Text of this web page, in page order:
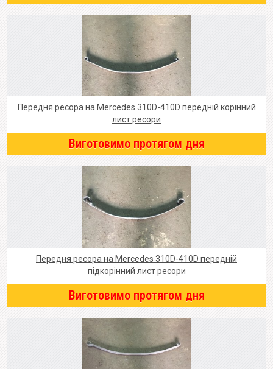
Передня ресора на Mercedes 310D-410D передній корінний
лист ресори
Виготовимо протягом дня
Передня ресора на Mercedes 310D-410D передній
підкорінний лист ресори
Виготовимо протягом дня